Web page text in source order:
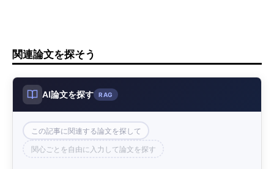
関連論文を探そう
AI論文を探す RAG
この記事に関連する論文を探して
関心ごとを自由に入力して論文を探す